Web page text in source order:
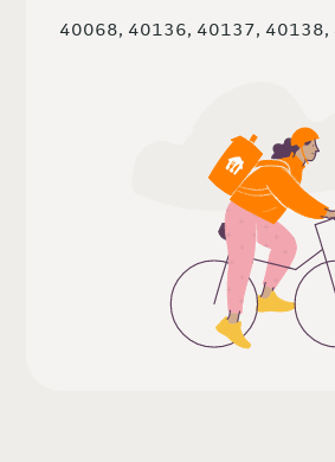
40068, 40136, 40137,